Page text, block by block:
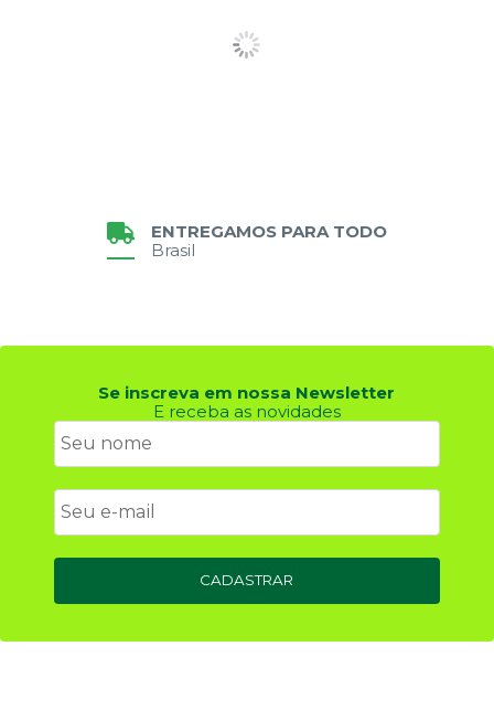
ENTREGAMOS PARA TODO
Brasil
Se inscreva em nossa Newsletter
E receba as novidades
CADASTRAR